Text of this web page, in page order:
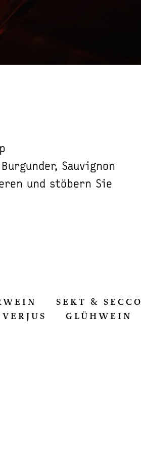
Sauvignon
und stöbern Sie
SEKT & SECCO
VERJUS
GLÜHWEIN